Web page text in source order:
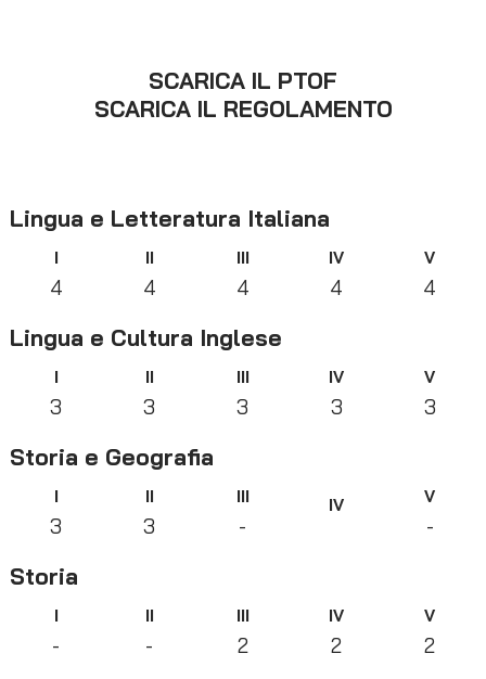
SCARICA IL PTOF
SCARICA IL REGOLAMENTO
Lingua e Letteratura Italiana
I
4
II
4
III
4
IV
4
V
4
Lingua e Cultura Inglese
I
3
II
3
III
3
IV
3
V
3
Storia e Geografia
I
3
II
3
III
-
IV V
-
Storia
I
-
II
-
III
2
IV
2
V
2